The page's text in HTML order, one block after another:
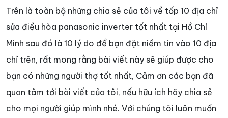
Trên là toàn bộ những chia sẻ của tôi về tốp 10 địa chỉ
sửa điều hòa panasonic inverter tốt nhất tại Hồ Chí
Minh sau đó là 10 lý do để bạn đặt niềm tin vào 10 địa
chỉ trên, rất mong rằng bài viết này sẽ giúp được cho
bạn có những người thợ tốt nhất, Cảm ơn các bạn đã
quan tâm tới bài viết của tôi, nếu hữu ích hãy chia sẻ
cho mọi người giúp mình nhé. Với chúng tôi luôn muốn